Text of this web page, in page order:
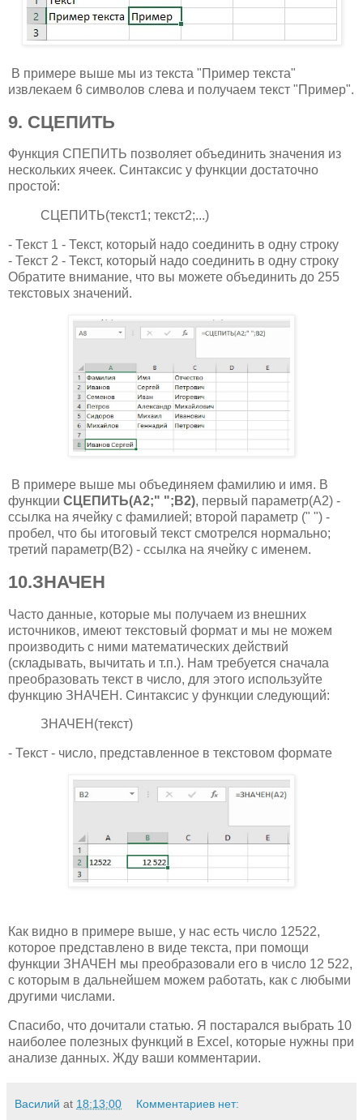
В примере выше мы из текста "Пример текста"
извлекаем 6 символов слева и получаем текст "Пример".
9. СЦЕПИТЬ
Функция СПЕПИТЬ позволяет объединить значения из
нескольких ячеек. Синтаксис у функции достаточно
простой:
СЦЕПИТЬ(текст1; текст2;...)
- Текст 1 - Текст, который надо соединить в одну строку
- Текст 2 - Текст, который надо соединить в одну строку
Обратите внимание, что вы можете объединить до 255
текстовых значений.
В примере выше мы объединяем фамилию и имя. В
функции СЦЕПИТЬ(A2;" ";B2), первый параметр(А2) -
ссылка на ячейку с фамилией; второй параметр (" ") -
пробел, что бы итоговый текст смотрелся нормально;
третий параметр(В2) - ссылка на ячейку с именем.
10.ЗНАЧЕН
Часто данные, которые мы получаем из внешних
источников, имеют текстовый формат и мы не можем
производить с ними математических действий
(складывать, вычитать и т.п.). Нам требуется сначала
преобразовать текст в число, для этого используйте
функцию ЗНАЧЕН. Синтаксис у функции следующий:
ЗНАЧЕН(текст)
- Текст - число, представленное в текстовом формате
Как видно в примере выше, у нас есть число 12522,
которое представлено в виде текста, при помощи
функции ЗНАЧЕН мы преобразовали его в число 12 522,
с которым в дальнейшем можем работать, как с любыми
другими числами.
Спасибо, что дочитали статью. Я постарался выбрать 10
наиболее полезных функций в Excel, которые нужны при
анализе данных. Жду ваши комментарии.
Василий at 18:13:00 Комментариев нет: